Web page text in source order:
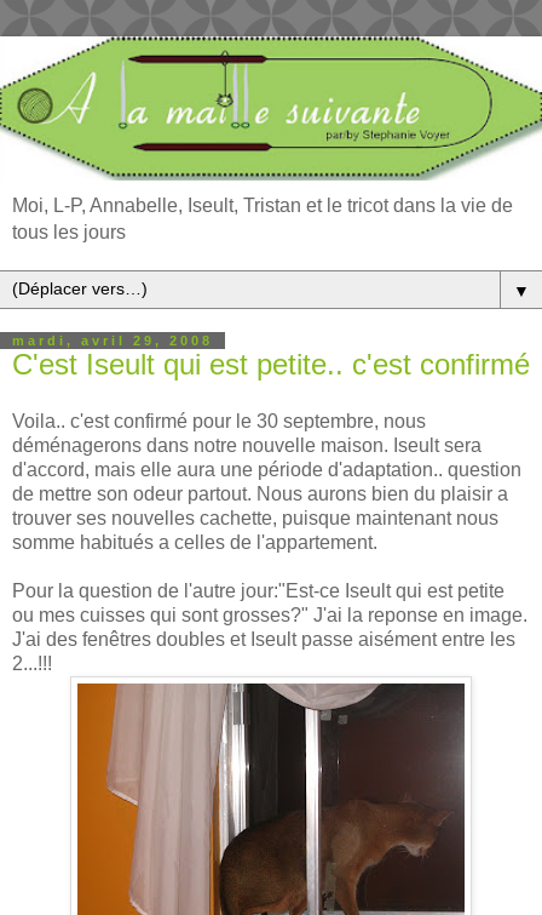
Moi, L-P, Annabelle, Iseult, Tristan et le tricot dans la vie de
tous les jours
▼
mardi, avril 29, 2008
C'est Iseult qui est petite.. c'est confirmé
Voila.. c'est confirmé pour le 30 septembre, nous
déménagerons dans notre nouvelle maison. Iseult sera
d'accord, mais elle aura une période d'adaptation.. question
de mettre son odeur partout. Nous aurons bien du plaisir a
trouver ses nouvelles cachette, puisque maintenant nous
somme habitués a celles de l'appartement.
Pour la question de l'autre jour:"Est-ce Iseult qui est petite
ou mes cuisses qui sont grosses?" J'ai la reponse en image.
J'ai des fenêtres doubles et Iseult passe aisément entre les
2...!!!